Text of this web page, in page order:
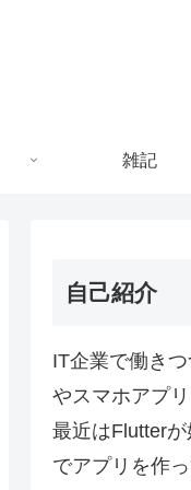
雑記
自己紹介
IT企業で働き
やスマホアプ
最近はFlutter
でアプリを作